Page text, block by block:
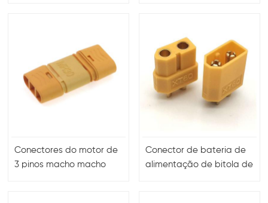
Conectores do motor de
3 pinos macho macho
Conector de bateria de
alimentação de bitola de